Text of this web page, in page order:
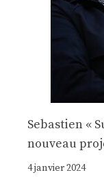
Sebastien «
nouveau
4 janvier 2024